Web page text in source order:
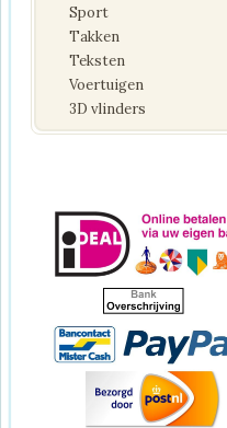
Sport
Takken
Teksten
Voertuigen
3D vlinders